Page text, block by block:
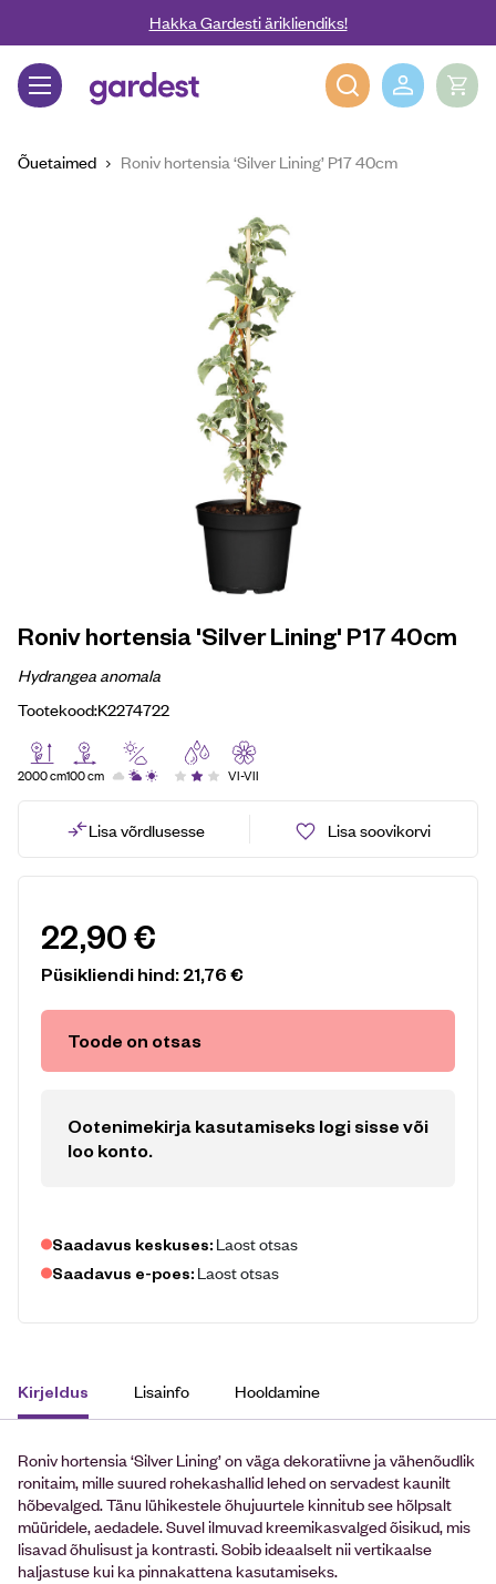
Liigu edasi põhisisu juurdeHakka Gardesti ärikliendiks!
Gardest
Õuetaimed Roniv hortensia ‘Silver Lining’ P17 40cm
Roniv hortensia 'Silver Lining' P17 40cm
Hydrangea anomala
Tootekood:K2274722
2000 cm100 cm VI-VII
Lisa võrdlusesse Lisa soovikorvi
22,90€
Püsikliendi hind:21,76€
Toode on otsas
Ootenimekirja kasutamiseks logi sisse või
loo konto.
Saadavus keskuses: Laost otsas
Saadavus e-poes: Laost otsas
Kirjeldus Lisainfo Hooldamine
Roniv hortensia ‘Silver Lining’ on väga dekoratiivne ja vähenõudlik
ronitaim, mille suured rohekashallid lehed on servadest kaunilt
hõbevalged. Tänu lühikestele õhujuurtele kinnitub see hõlpsalt
müüridele, aedadele. Suvel ilmuvad kreemikasvalged õisikud, mis
lisavad õhulisust ja kontrasti. Sobib ideaalselt nii vertikaalse
haljastuse kui ka pinnakattena kasutamiseks.